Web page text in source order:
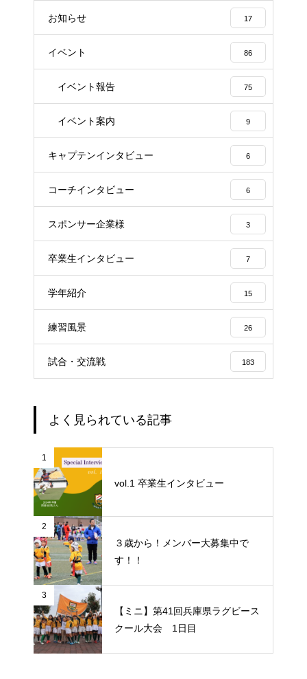
お知らせ 17
イベント 86
イベント報告 75
イベント案内 9
キャプテンインタビュー 6
コーチインタビュー 6
スポンサー企業様 3
卒業生インタビュー 7
学年紹介 15
練習風景 26
試合・交流戦 183
よく見られている記事
1
vol.1 卒業生インタビュー
2
３歳から！メンバー大募集中で
す！！
3
【ミニ】第41回兵庫県ラグビース
クール大会 1日目